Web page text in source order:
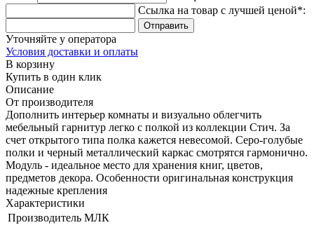
Ссылка на товар с лучшей ценой*:
Уточняйте у оператора
Условия доставки и оплаты
В корзину
Купить в один клик
Описание
От производителя
Дополнить интерьер комнаты и визуально облегчить
мебельный гарнитур легко с полкой из коллекции Стич. За
счет открытого типа полка кажется невесомой. Серо-голубые
полки и черный металлический каркас смотрятся гармонично.
Модуль - идеальное место для хранения книг, цветов,
предметов декора. Особенности оригинальная конструкция
надежные крепления
Характеристики
Производитель МЛК